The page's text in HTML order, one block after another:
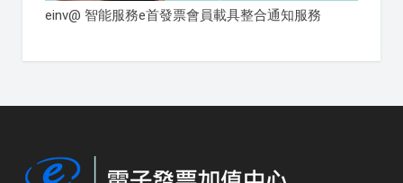
einv@ 智能服務e首發票會員載具整合通知服務